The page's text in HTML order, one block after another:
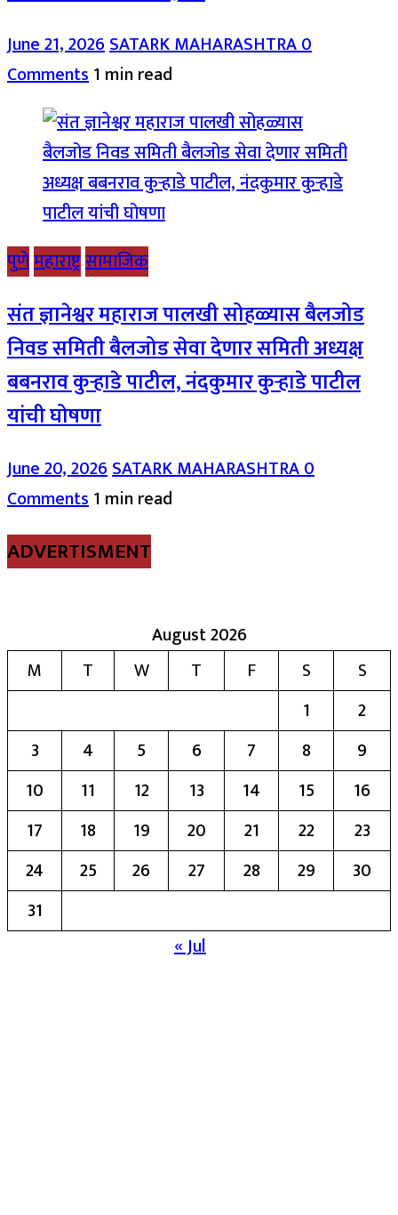
June 21, 2026SATARK MAHARASHTRA0
Comments1 min read
पुणेमहाराष्ट्रसामाजिक
संत ज्ञानेश्वर महाराज पालखी सोहळ्यास बैलजोड
निवड समिती बैलजोड सेवा देणार समिती अध्यक्ष
बबनराव कुऱ्हाडे पाटील, नंदकुमार कुऱ्हाडे पाटील
यांची घोषणा
June 20, 2026SATARK MAHARASHTRA0
Comments1 min read
ADVERTISMENT
August 2026
M
T W T F S
S
1
2
3
4 5 6 7 8
9
10
11 12 13 14 15
16
17
18 19 20 21 22
23
24
25 26 27 28 29
30
31
« Jul